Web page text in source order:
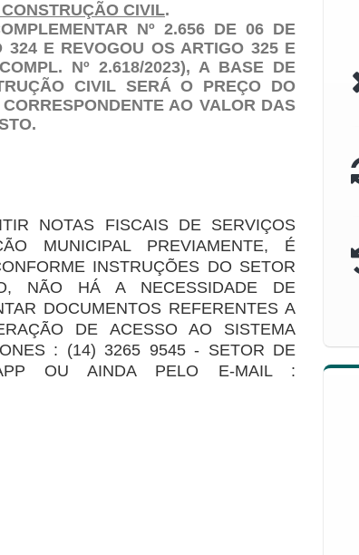
CIVIL.
Nº 2.656 DE 06 DE
324 E REVOGOU OS ARTIGO 325 E
Nº 2.618/2023), A BASE DE
CIVIL SERÁ O PREÇO DO
AO VALOR DAS
NOTAS FISCAIS DE SERVIÇOS
MUNICIPAL PREVIAMENTE, É
INSTRUÇÕES DO SETOR
NÃO HÁ A NECESSIDADE DE
DOCUMENTOS REFERENTES A
DE ACESSO AO SISTEMA
: (14) 3265 9545 - SETOR DE
OU AINDA PELO E-MAIL :